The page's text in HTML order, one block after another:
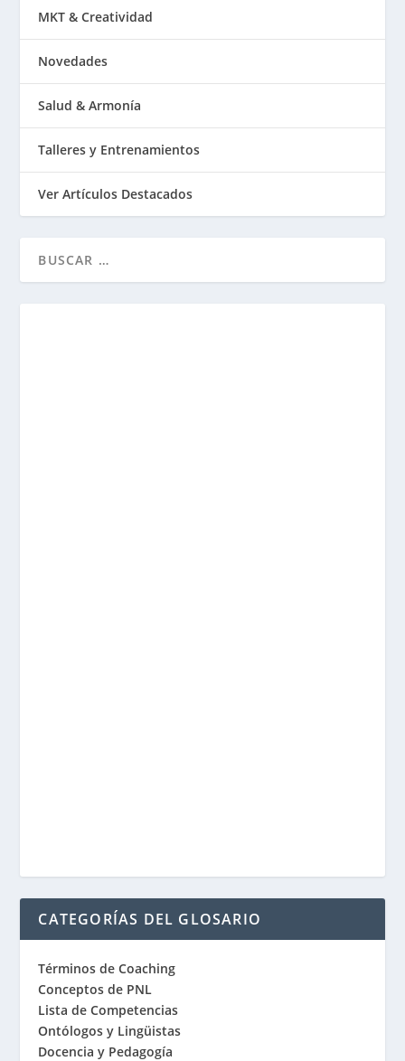
MKT & Creatividad
Novedades
Salud & Armonía
Talleres y Entrenamientos
Ver Artículos Destacados
CATEGORÍAS DEL GLOSARIO
Términos de Coaching
Conceptos de PNL
Lista de Competencias
Ontólogos y Lingüistas
Docencia y Pedagogía